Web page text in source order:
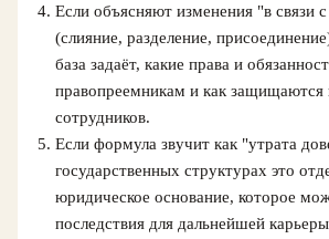
Если объясняют изменения "в связи
(слияние, разделение,
база задаёт, какие права и
правопреемникам и как защищаются
сотрудников.
Если формула звучит как "утрата
государственных структурах это
юридическое основание, которое
последствия для дальнейшей